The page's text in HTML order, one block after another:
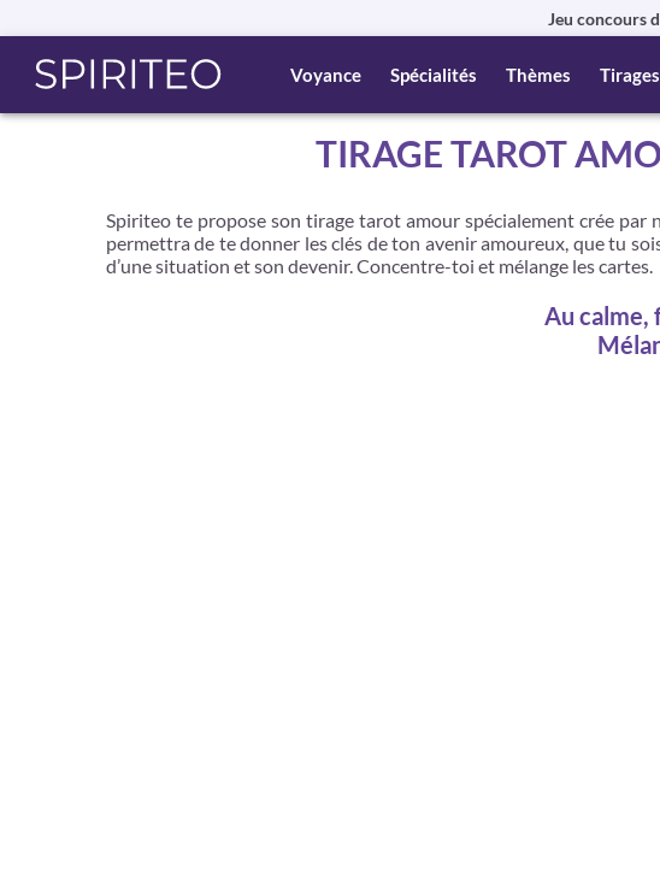
Jeu concours
Voyance Spécialités Thèmes
TIRAGE TAROT
Spiriteo te propose son tirage tarot amour spécialement crée
permettra de te donner les clés de ton avenir amoureux, que tu
d’une situation et son devenir. Concentre-toi et mélange les cartes.
Au calme,